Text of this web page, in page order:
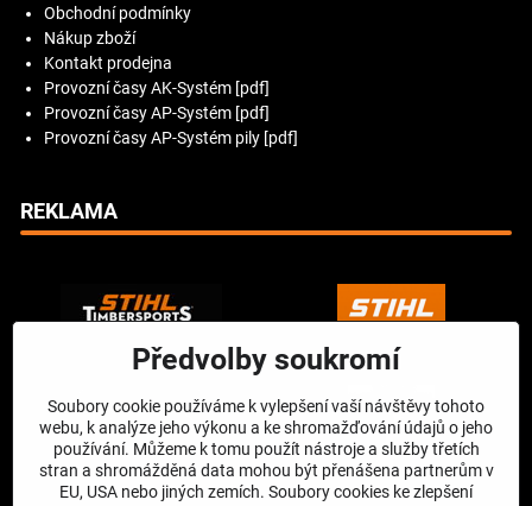
Obchodní podmínky
Nákup zboží
Kontakt prodejna
Provozní časy AK-Systém [pdf]
Provozní časy AP-Systém [pdf]
Provozní časy AP-Systém pily [pdf]
REKLAMA
Předvolby soukromí
Soubory cookie používáme k vylepšení vaší návštěvy tohoto
webu, k analýze jeho výkonu a ke shromažďování údajů o jeho
používání. Můžeme k tomu použít nástroje a služby třetích
stran a shromážděná data mohou být přenášena partnerům v
EU, USA nebo jiných zemích. Soubory cookies ke zlepšení